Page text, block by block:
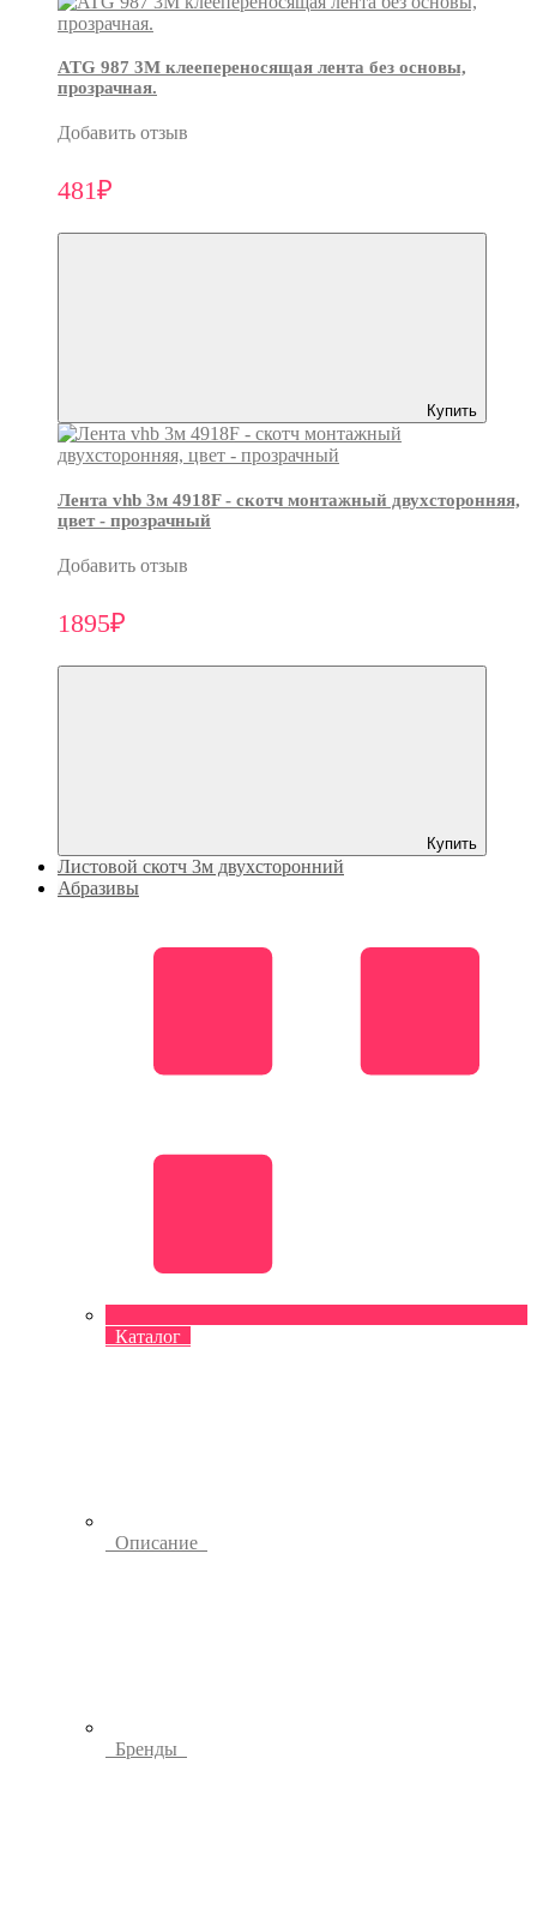
ATG 987 3М клеепереносящая лента без основы,
прозрачная.
Добавить отзыв
481₽
Купить
Лента vhb 3м 4918F - скотч монтажный двухсторонняя,
цвет - прозрачный
Добавить отзыв
1895₽
Купить
Листовой скотч 3м двухсторонний
Абразивы
Каталог
Описание
Бренды